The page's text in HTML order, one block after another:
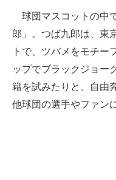
球団マスコットの中
郎」。つば九郎は、東
トで、ツバメをモチー
ップでブラックジョー
籍を試みたりと、自由
他球団の選手やファン